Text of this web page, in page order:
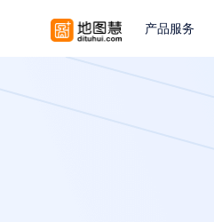
产品服务